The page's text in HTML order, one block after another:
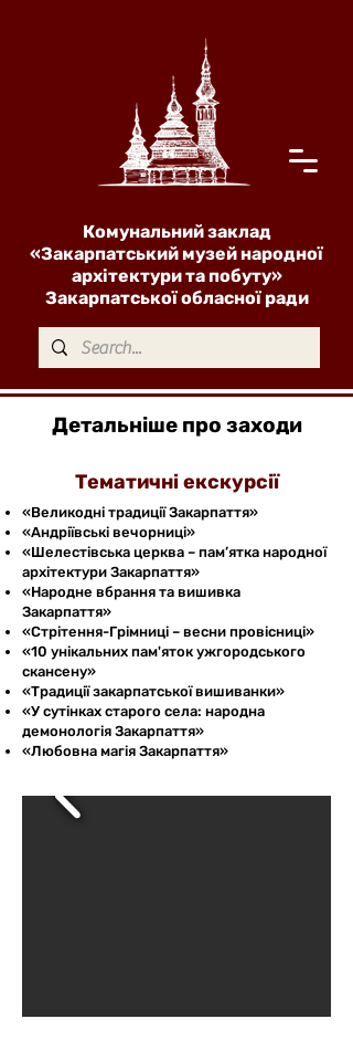
Комунальний заклад
«Закарпатський музей народної
архітектури та побуту»
Закарпатської обласної ради
Детальніше про заходи
Тематичні екскурсії
«Великодні традиції Закарпаття»
«Андріївські вечорниці»
«Шелестівська церква – пам’ятка народної
архітектури Закарпаття»
«Народне вбрання та вишивка
Закарпаття»
​«Стрітення-Грімниці – весни провісниці»
«10 унікальних пам'яток ужгородського
скансену»
«Традиції закарпатської вишиванки»
«У сутінках старого села: народна
демонологія Закарпаття»
«Любовна магія Закарпаття»